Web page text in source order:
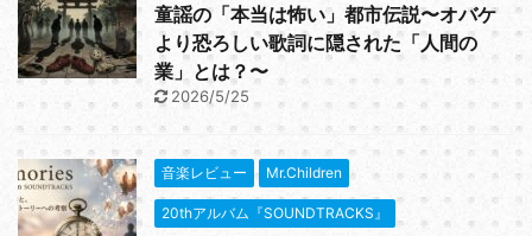
童謡の「本当は怖い」都市伝説〜オバケ
より恐ろしい歌詞に隠された「人間の
業」とは？〜
2026/5/25
音楽レビュー Mr.Children
20thアルバム『SOUNDTRACKS』